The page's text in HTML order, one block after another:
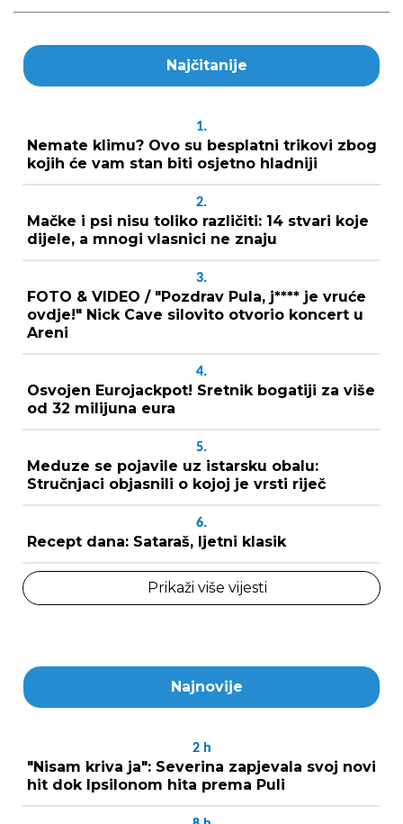
Najčitanije
1.
Nemate klimu? Ovo su besplatni trikovi zbog
kojih će vam stan biti osjetno hladniji
2.
Mačke i psi nisu toliko različiti: 14 stvari koje
dijele, a mnogi vlasnici ne znaju
3.
FOTO & VIDEO / "Pozdrav Pula, j**** je vruće
ovdje!" Nick Cave silovito otvorio koncert u
Areni
4.
Osvojen Eurojackpot! Sretnik bogatiji za više
od 32 milijuna eura
5.
Meduze se pojavile uz istarsku obalu:
Stručnjaci objasnili o kojoj je vrsti riječ
6.
Recept dana: Sataraš, ljetni klasik
Prikaži više vijesti
Najnovije
2 h
"Nisam kriva ja": Severina zapjevala svoj novi
hit dok Ipsilonom hita prema Puli